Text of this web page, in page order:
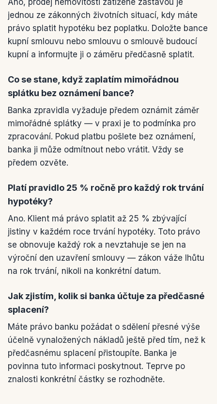
Ano, prodej nemovitosti zatížené zástavou je
jednou ze zákonných životních situací, kdy máte
právo splatit hypotéku bez poplatku. Doložte bance
kupní smlouvu nebo smlouvu o smlouvě budoucí
kupní a informujte ji o záměru předčasně splatit.
Co se stane, když zaplatím mimořádnou
splátku bez oznámení bance?
Banka zpravidla vyžaduje předem oznámit záměr
mimořádné splátky — v praxi je to podmínka pro
zpracování. Pokud platbu pošlete bez oznámení,
banka ji může odmítnout nebo vrátit. Vždy se
předem ozvěte.
Platí pravidlo 25 % ročně pro každý rok trvání
hypotéky?
Ano. Klient má právo splatit až 25 % zbývající
jistiny v každém roce trvání hypotéky. Toto právo
se obnovuje každý rok a nevztahuje se jen na
výroční den uzavření smlouvy — zákon váže lhůtu
na rok trvání, nikoli na konkrétní datum.
Jak zjistím, kolik si banka účtuje za předčasné
splacení?
Máte právo banku požádat o sdělení přesné výše
účelně vynaložených nákladů ještě před tím, než k
předčasnému splacení přistoupíte. Banka je
povinna tuto informaci poskytnout. Teprve po
znalosti konkrétní částky se rozhodněte.